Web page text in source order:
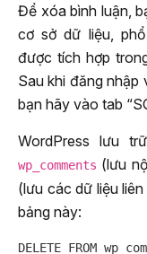
Để xóa bình luận,
cơ sở dữ liệu,
được tích hợp
Sau khi đăng nhập
bạn hãy vào tab
WordPress lưu
wp_comments (lưu
(lưu các dữ liệu
bảng này:
DELETE FROM